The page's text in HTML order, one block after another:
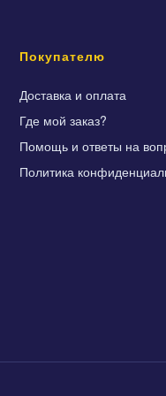
Покупателю
Доставка и оплата
Где мой заказ?
Помощь и ответы на
Политика